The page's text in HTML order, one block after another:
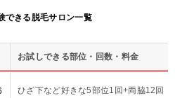
できる脱毛サロン一覧
お試しできる部位・回数・料金
ひざ下など好きな5部位1回+両脇12回